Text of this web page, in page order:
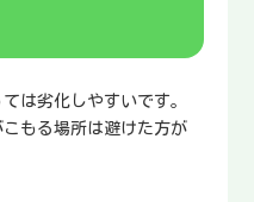
は劣化しやすいです。
もる場所は避けた方が